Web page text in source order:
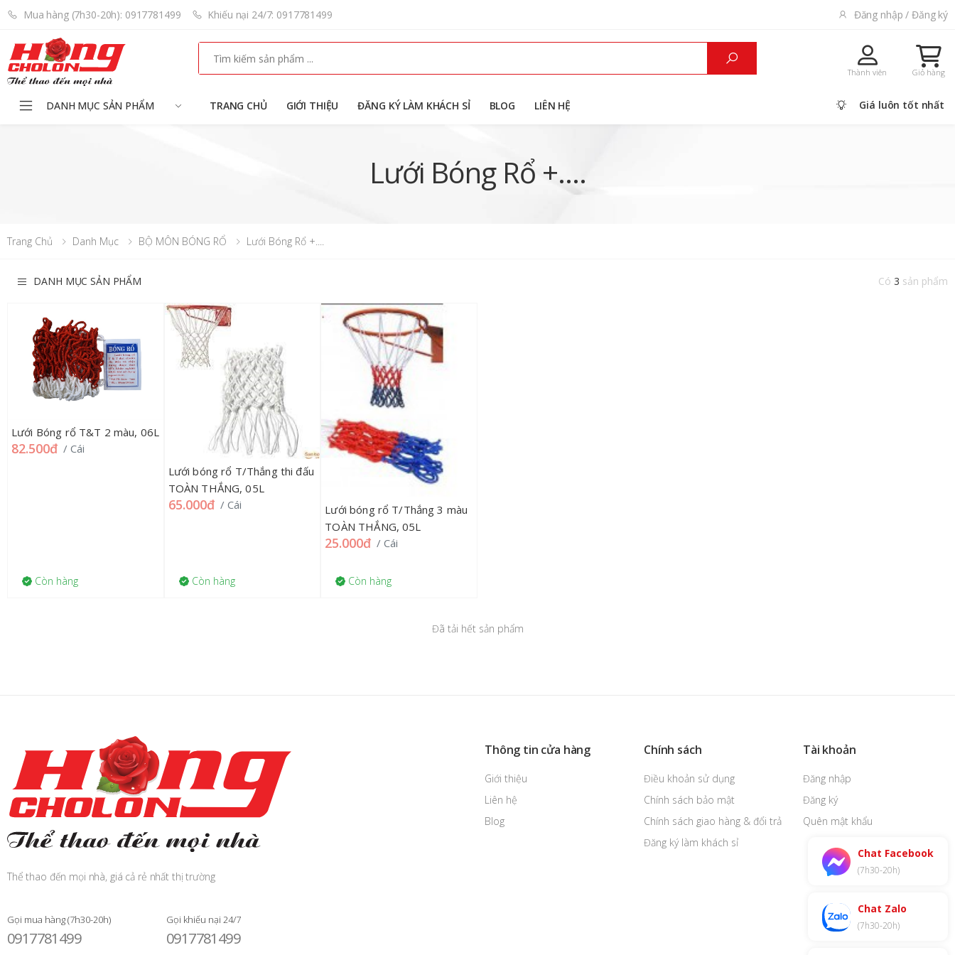
Mua hàng (7h30-20h): 0917781499 Khiếu nại 24/7: 0917781499 Đăng nhập / Đăng ký
Search
Thành viên Giỏ hàng
DANH MỤC SẢN PHẨM TRANG CHỦ GIỚI THIỆU ĐĂNG KÝ LÀM KHÁCH SỈ BLOG LIÊN HỆ Giá luôn tốt nhất
Lưới Bóng Rổ +....
Trang Chủ Danh Mục BỘ MÔN BÓNG RỔ Lưới Bóng Rổ +....
DANH MỤC SẢN PHẨM Có 3 sản phẩm
Lưới Bóng rổ T&T 2 màu, 06L
82.500đ / Cái
Còn hàng
Lưới bóng rổ T/Thắng thi đấu
TOÀN THẮNG, 05L
65.000đ / Cái
Còn hàng
Lưới bóng rổ T/Thắng 3 màu
TOÀN THẮNG, 05L
25.000đ / Cái
Còn hàng
Đã tải hết sản phẩm
Thể thao đến mọi nhà, giá cả rẻ nhất thị trường
Gọi mua hàng (7h30-20h)
0917781499
Gọi khiếu nại 24/7
0917781499
Thông tin cửa hàng
Giới thiệu
Liên hệ
Blog
Chính sách
Điều khoản sử dụng
Chính sách bảo mật
Chính sách giao hàng & đổi trả
Đăng ký làm khách sỉ
Tài khoản
Đăng nhập
Đăng ký
Quên mật khẩu
Chat Facebook
(7h30-20h)
Chat Zalo
(7h30-20h)